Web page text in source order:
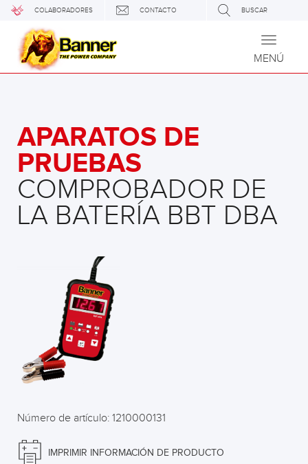
COLABORADORES CONTACTO BUSCAR
Toggle
MENÚ
APARATOS DE
PRUEBAS
COMPROBADOR DE
LA BATERÍA BBT DBA
Número de artículo: 1210000131
IMPRIMIR INFORMACIÓN DE PRODUCTO